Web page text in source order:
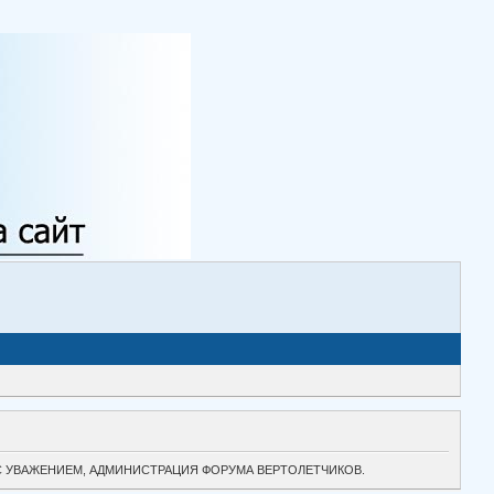
УВАЖЕНИЕМ, АДМИНИСТРАЦИЯ ФОРУМА ВЕРТОЛЕТЧИКОВ.